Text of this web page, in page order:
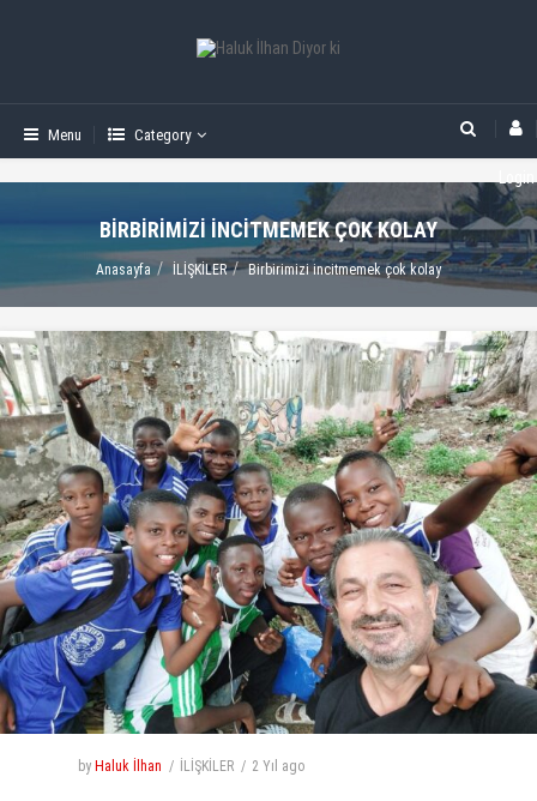
Menu Category
BIRBIRIMIZI INCITMEMEK ÇOK KOLAY
Anasayfa İLİŞKİLER Birbirimizi incitmemek çok kolay
by Haluk İlhan İLİŞKİLER 2 Yıl ago